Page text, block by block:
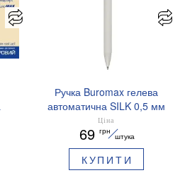
Ручка Buromax гелева
автоматична SILK 0,5 мм
сині чорнила BM.83100
Ціна
69 грн
штука
КУПИТИ